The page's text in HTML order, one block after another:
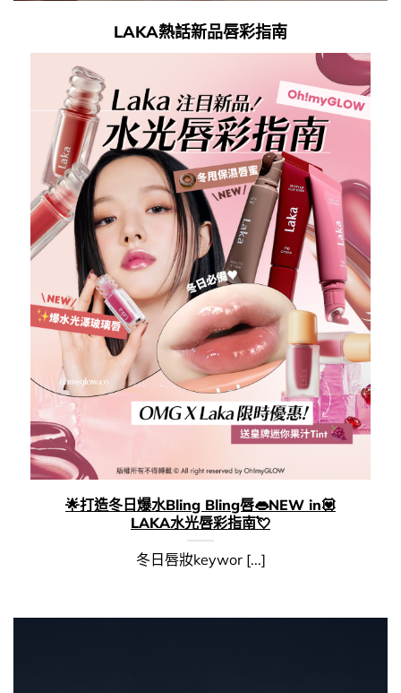
LAKA熱話新品唇彩指南
🌟打造冬日爆水Bling Bling唇👄​NEW in​​💟​
LAKA水光唇彩指南💘
冬日唇妝keywor [...]